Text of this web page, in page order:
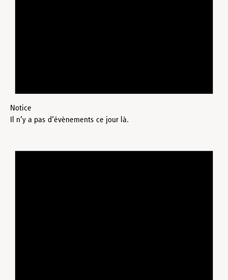
Notice
Il n’y a pas d’évènements ce jour là.